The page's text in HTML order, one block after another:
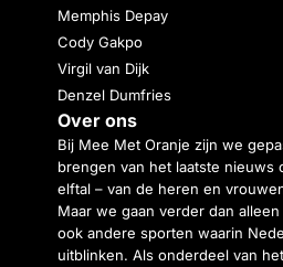
Memphis Depay
Cody Gakpo
Virgil van Dijk
Denzel Dumfries
Over ons
Bij Mee Met Oranje zijn we
brengen van het laatste nieuws
elftal – van de heren en
Maar we gaan verder dan
ook andere sporten waarin
uitblinken. Als onderdeel van